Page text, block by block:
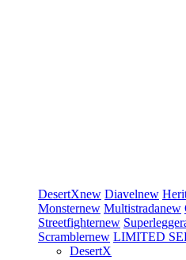
DesertXnew Diavelnew
Monsternew Multistradanew
Streetfighternew
Scramblernew LIMITED
DesertX